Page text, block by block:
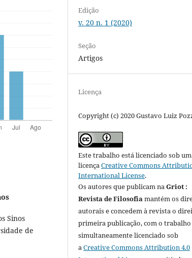
Sinos
de
Edição
v. 20 n. 1 (2020)
Seção
Artigos
Licença
Copyright (c) 2020 Gustavo Luiz
Este trabalho está licenciado sob
licençaCreative Commons
International License.
Os autores que publicam naGriot :
Revista de Filosofiamantém os
autorais e concedem à revista o
primeira publicação, com o trabalho
simultaneamente licenciado sob
aCreative Commons Attribution 4.0